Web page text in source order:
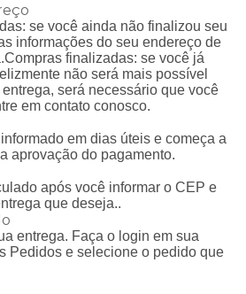
se você ainda não finalizou seu
informações do seu endereço de
finalizadas: se você já
não será mais possível
será necessário que você
em contato conosco.
em dias úteis e começa a
aprovação do pagamento.
após você informar o CEP e
que deseja..
entrega. Faça o login em sua
Pedidos e selecione o pedido que